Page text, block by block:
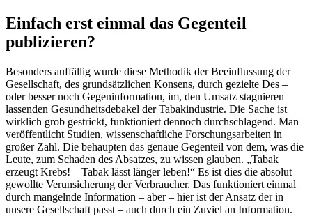
Einfach erst einmal das Gegenteil
publizieren?
Besonders auffällig wurde diese Methodik der Beeinflussung der
Gesellschaft, des grundsätzlichen Konsens, durch gezielte Des –
oder besser noch Gegeninformation, im, den Umsatz stagnieren
lassenden Gesundheitsdebakel der Tabakindustrie. Die Sache ist
wirklich grob gestrickt, funktioniert dennoch durchschlagend. Man
veröffentlicht Studien, wissenschaftliche Forschungsarbeiten in
großer Zahl. Die behaupten das genaue Gegenteil von dem, was die
Leute, zum Schaden des Absatzes, zu wissen glauben. „Tabak
erzeugt Krebs! – Tabak lässt länger leben!“ Es ist dies die absolut
gewollte Verunsicherung der Verbraucher. Das funktioniert einmal
durch mangelnde Information – aber – hier ist der Ansatz der in
unsere Gesellschaft passt – auch durch ein Zuviel an Information.